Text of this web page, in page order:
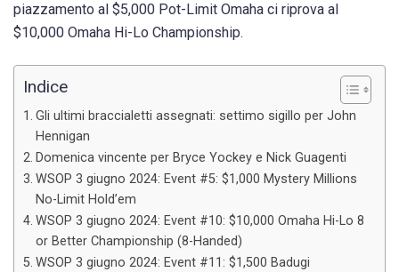
piazzamento al $5,000 Pot-Limit Omaha ci riprova al
$10,000 Omaha Hi-Lo Championship.
Indice
Gli ultimi braccialetti assegnati: settimo sigillo per John
Hennigan
Domenica vincente per Bryce Yockey e Nick Guagenti
WSOP 3 giugno 2024: Event #5: $1,000 Mystery Millions
No-Limit Hold’em
WSOP 3 giugno 2024: Event #10: $10,000 Omaha Hi-Lo 8
or Better Championship (8-Handed)
WSOP 3 giugno 2024: Event #11: $1,500 Badugi